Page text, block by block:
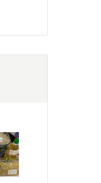
фондом.